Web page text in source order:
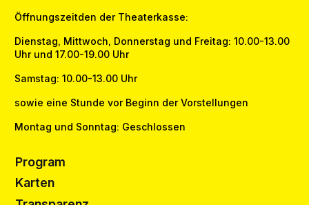
Öffnungszeitden der Theaterkasse:
Dienstag, Mittwoch, Donnerstag und Freitag: 10.00-13.00
Uhr und 17.00-19.00 Uhr
Samstag: 10.00-13.00 Uhr
sowie eine Stunde vor Beginn der Vorstellungen
Montag und Sonntag: Geschlossen
Program
Karten